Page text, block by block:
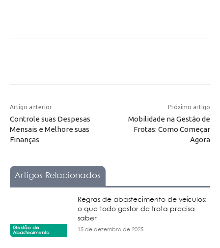
Artigo anterior
Controle suas Despesas
Mensais e Melhore suas
Finanças
Próximo artigo
Mobilidade na Gestão de
Frotas: Como Começar
Agora
Artigos Relacionados
Gestão de
Abastecimento
Regras de abastecimento de veículos:
o que todo gestor de frota precisa
saber
15 de dezembro de 2025